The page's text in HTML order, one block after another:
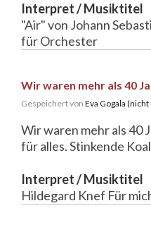
Interpret / Musiktitel
"Air" von Johann
für Orchester
Wir waren mehr als 40
Gespeichert von Eva Gogala
Wir waren mehr als 40
für alles. Stinkende
Interpret / Musiktitel
Hildegard Knef Für